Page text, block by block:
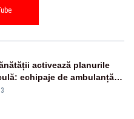
activează planurile
echipaje de ambulanță
stocuri de medicamente